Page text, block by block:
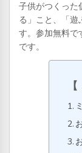
子供がつくった
る」こと、「
す。参加無料で
です。